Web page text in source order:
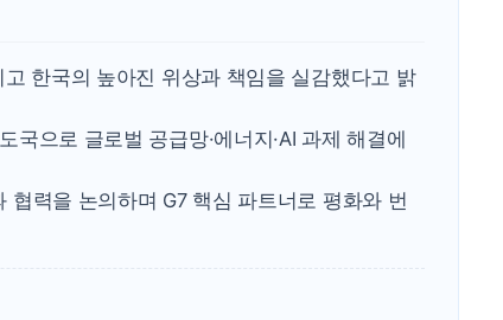
최영근 한국전광 대표, ESG경영
한국의 높아진 위상과 책임을 실감했다고 밝
국으로 글로벌 공급망·에너지·AI 과제 해결에
협력을 논의하며 G7 핵심 파트너로 평화와 번